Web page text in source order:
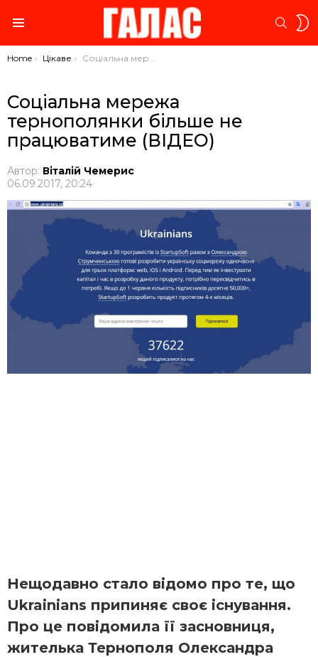
You are here:
Home Цікаве Соціальна мережа тернополянки більше не працюватиме (ВІДЕО)
Соціальна мережа
тернополянки більше не
працюватиме (ВІДЕО)
Автор: Віталій Чемерис
06.09.2017, 20:24
Нещодавно стало відомо про те, що
Ukrainians припиняє своє існування.
Про це повідомила її засновниця,
жителька Тернополя Олександра